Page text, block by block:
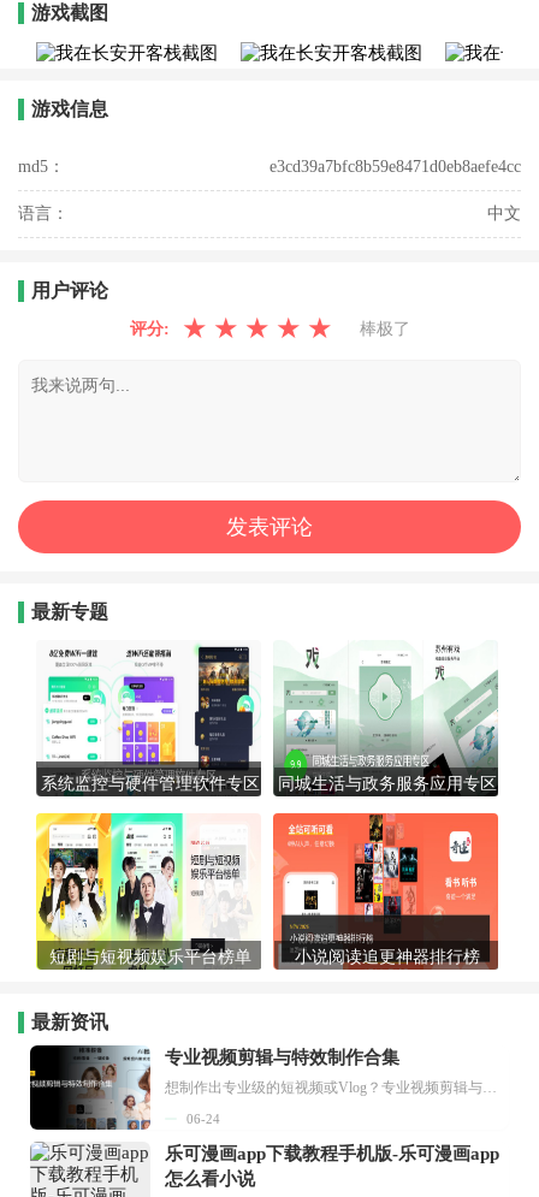
游戏截图
游戏信息
md5： e3cd39a7bfc8b59e8471d0eb8aefe4cc
语言： 中文
用户评论
评分: ★ ★ ★ ★ ★ 棒极了
最新专题
系统监控与硬件管理软件专区 同城生活与政务服务应用专区
短剧与短视频娱乐平台榜单 小说阅读追更神器排行榜
最新资讯
专业视频剪辑与特效制作合集
想制作出专业级的短视频或Vlog？专业视频剪辑与特效制作大全专题为你提供了从剪辑、抠像到特效包装的全套解决方案。无论是添加炫酷的片头、进行精准的视频抠图，还是制...
06-24
乐可漫画app下载教程手机版-乐可漫画app
怎么看小说